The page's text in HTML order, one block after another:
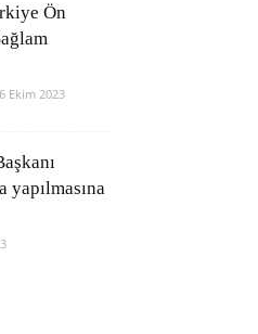
Ön
Ekim 2023
yapılmasına